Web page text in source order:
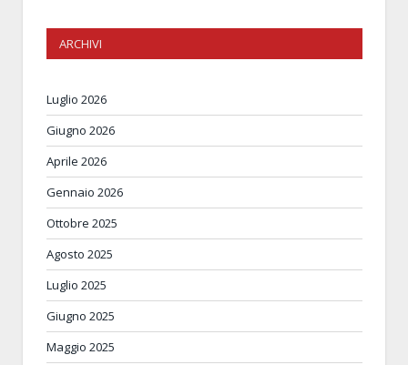
ARCHIVI
Luglio 2026
Giugno 2026
Aprile 2026
Gennaio 2026
Ottobre 2025
Agosto 2025
Luglio 2025
Giugno 2025
Maggio 2025